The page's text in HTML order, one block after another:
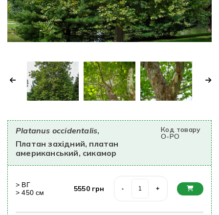
Гарантії
Контакти
Platanus occidentalis,
Платан західний, платан
американський, сикамор
Код товару
O-PO
> ВГ
>450 cм 5550 грн - +